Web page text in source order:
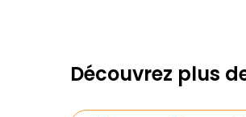
Découvrez plus